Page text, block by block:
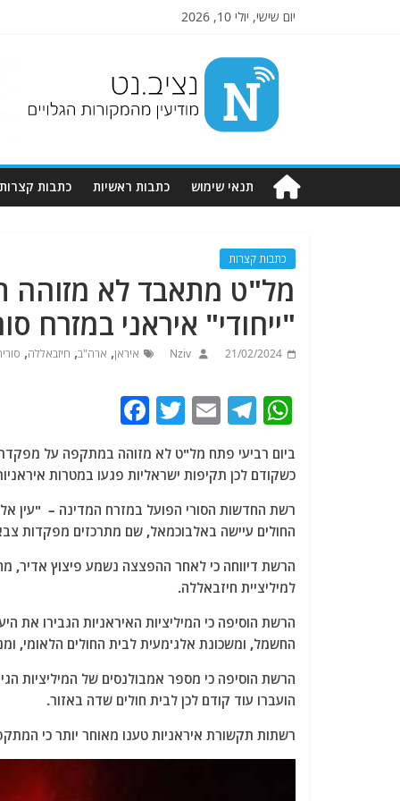
יום שישי, יולי 10, 2026
Nziv.net
מודיעין
מהמקורות
תנאי שימוש כתבות ראשיות כתבות קצרות
כתבות קצרות
מל"ט מתאבד לא
"ייחודי" איראני במזרח
21/02/2024
Nziv איראן, ארה"ב, חיזבאללה,
W
at
s
A
p
p
T
e
g
ra
m
E
m
ai
l
T
itt
er
c
e
b
o
o
k
ביום רביעי פתח מל"ט לא מזוהה במתקפה על מפקדת
כשקודם לכן תקיפות ישראליות פגעו במטרות
רשת החדשות הסורי הפועל במזרח המדינה – "עין
החולים עיישה באלבוכמאל, שם מתרכזים מפקדות
הרשת דיווחה כי לאחר ההפצצה נשמע פיצוץ אדיר,
למיליציית חיזבאללה.
הרשת הוסיפה כי המיליציות האיראניות הגבירו את
החשמל, ומשכונת אלג'מעית לבית החולים הלאומי,
הרשת הוסיפה כי מספר אמבולנסים של המיליציות
הועברו עוד קודם לכן לבית חולים שדה באזור.
רשתות תקשורת איראניות טענו מאוחר יותר כי